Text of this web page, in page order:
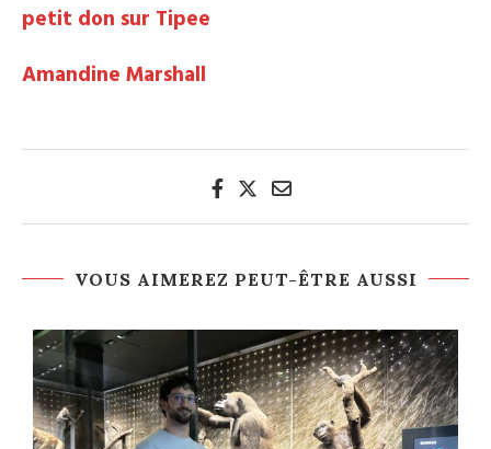
petit don sur Tipee
Amandine Marshall
VOUS AIMEREZ PEUT-ÊTRE AUSSI